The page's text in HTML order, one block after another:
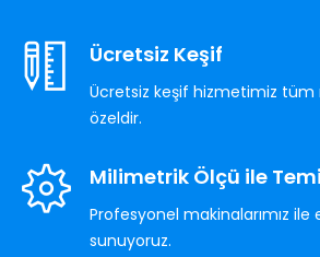
Ücretsiz Keşif
Ücretsiz keşif hizmetimiz
özeldir.
Milimetrik Ölçü ile
Profesyonel makinalarımız
sunuyoruz.